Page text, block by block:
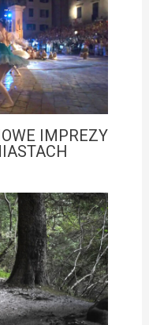
IMPREZY